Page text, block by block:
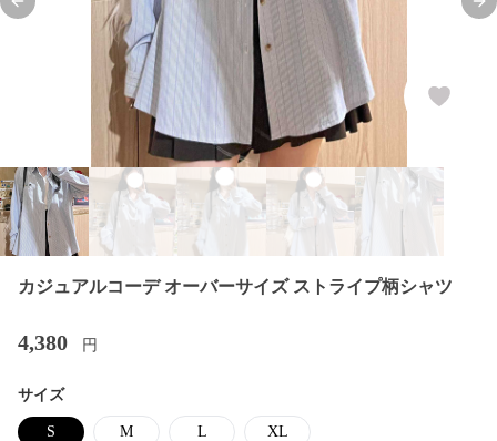
Previous slide
カジュアルコーデ オーバーサイズ ストライプ柄シャツ
4,380 円
サイズ
S M L XL